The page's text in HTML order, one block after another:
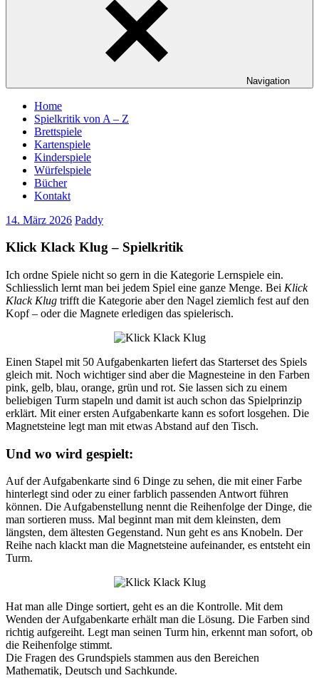
Navigation
Home
Spielkritik von A – Z
Brettspiele
Kartenspiele
Kinderspiele
Würfelspiele
Bücher
Kontakt
14. März 2026 Paddy
Klick Klack Klug – Spielkritik
Ich ordne Spiele nicht so gern in die Kategorie Lernspiele ein.
Schliesslich lernt man bei jedem Spiel eine ganze Menge. Bei Klick
Klack Klug trifft die Kategorie aber den Nagel ziemlich fest auf den
Kopf – oder die Magnete erledigen das spielerisch.
Einen Stapel mit 50 Aufgabenkarten liefert das Starterset des Spiels
gleich mit. Noch wichtiger sind aber die Magnesteine in den Farben
pink, gelb, blau, orange, grün und rot. Sie lassen sich zu einem
beliebigen Turm stapeln und damit ist auch schon das Spielprinzip
erklärt. Mit einer ersten Aufgabenkarte kann es sofort losgehen. Die
Magnetsteine legt man mit etwas Abstand auf den Tisch.
Und wo wird gespielt:
Auf der Aufgabenkarte sind 6 Dinge zu sehen, die mit einer Farbe
hinterlegt sind oder zu einer farblich passenden Antwort führen
können. Die Aufgabenstellung nennt die Reihenfolge der Dinge, die
man sortieren muss. Mal beginnt man mit dem kleinsten, dem
längsten, dem ältesten Gegenstand. Nun geht es ans Knobeln. Der
Reihe nach klackt man die Magnetsteine aufeinander, es entsteht ein
Turm.
Hat man alle Dinge sortiert, geht es an die Kontrolle. Mit dem
Wenden der Aufgabenkarte erhält man die Lösung. Die Farben sind
richtig aufgereiht. Legt man seinen Turm hin, erkennt man sofort, ob
die Reihenfolge stimmt.
Die Fragen des Grundspiels stammen aus den Bereichen
Mathematik, Deutsch und Sachkunde.